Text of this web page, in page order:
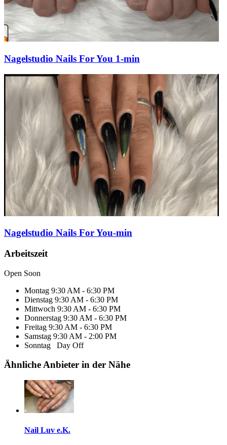
Nagelstudio Nails For You 1-min
Nagelstudio Nails For You-min
Arbeitszeit
Open Soon
Montag 9:30 AM - 6:30 PM
Dienstag 9:30 AM - 6:30 PM
Mittwoch 9:30 AM - 6:30 PM
Donnerstag 9:30 AM - 6:30 PM
Freitag 9:30 AM - 6:30 PM
Samstag 9:30 AM - 2:00 PM
Sonntag Day Off
Ähnliche Anbieter in der Nähe
Nail Luv e.K.